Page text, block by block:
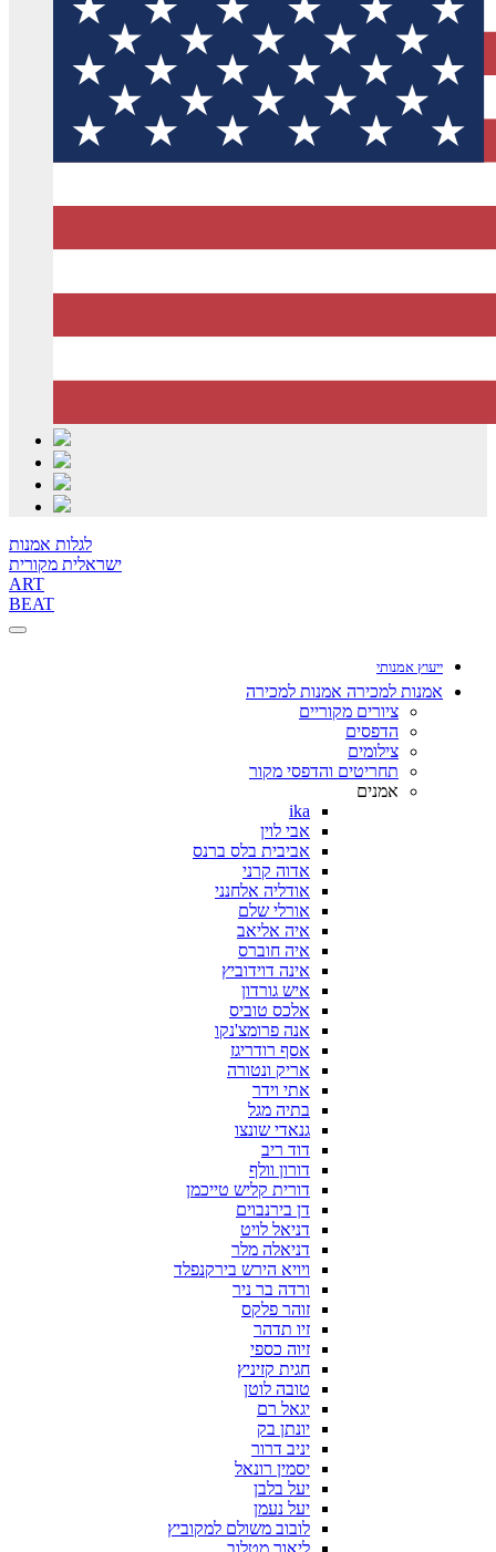
לגלות אמנות
ישראלית מקורית
ART
BEAT
ייעוץ אמנותי
אמנות למכירה אמנות למכירה
ציורים מקוריים
הדפסים
צילומים
תחריטים והדפסי מקור
אמנים
ika
אבי לוין
אביבית בלס ברנס
אדוה קרני
אודליה אלחנני
אורלי שלם
איה אליאב
איה חוברס
אינה דוידוביץ
איש גורדון
אלכס טוביס
אנה פרומצ'נקו
אסף רודריגז
אריק ונטורה
אתי וידר
בתיה מגל
גנאדי שונצו
דוד ריב
דורון וולף
דורית קליש טייכמן
דן בירנבוים
דניאל לויט
דניאלה מלר
ויויא הירש בירקנפלד
ורדה בר ניר
זוהר פלקס
זיו תדהר
זיוה כספי
חגית קזיניץ
טובה לוטן
יגאל רם
יונתן בק
יניב דרור
יסמין רונאל
יעל בלבן
יעל נעמן
לובוב משולם למקוביץ
ליאור מטלוב